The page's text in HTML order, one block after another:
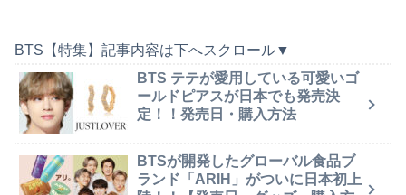
BTS【特集】記事内容は下へスクロール▼
BTS テテが愛用している可愛いゴ
ールドピアスが日本でも発売決
定！！発売日・購入方法
BTSが開発したグローバル食品ブ
ランド「ARIH」がついに日本初上